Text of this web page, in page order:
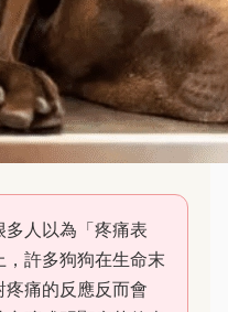
多人以為「疼痛表
許多狗狗在生命末
痛的反應反而會